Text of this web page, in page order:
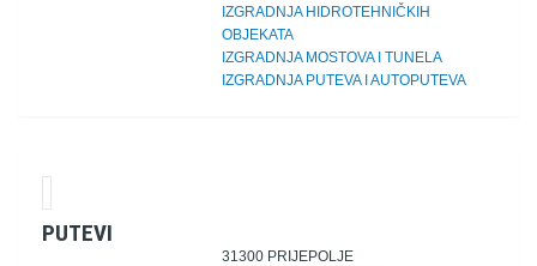
IZGRADNJA HIDROTEHNIČKIH
OBJEKATA
IZGRADNJA MOSTOVA I TUNELA
IZGRADNJA PUTEVA I AUTOPUTEVA
PUTEVI
31300 PRIJEPOLJE